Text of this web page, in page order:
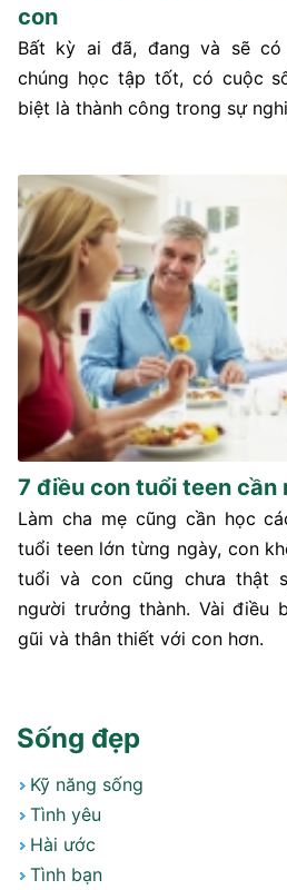
con
Bất kỳ ai đã, đang và sẽ có
chúng học tập tốt, có cuộc
biệt là thành công trong sự
7 điều con tuổi teen cần
Làm cha mẹ cũng cần học
tuổi teen lớn từng ngày, con
tuổi và con cũng chưa thật
người trưởng thành. Vài điều
gũi và thân thiết với con hơn.
Sống đẹp
Kỹ năng sống
Tình yêu
Hài ước
Tình bạn